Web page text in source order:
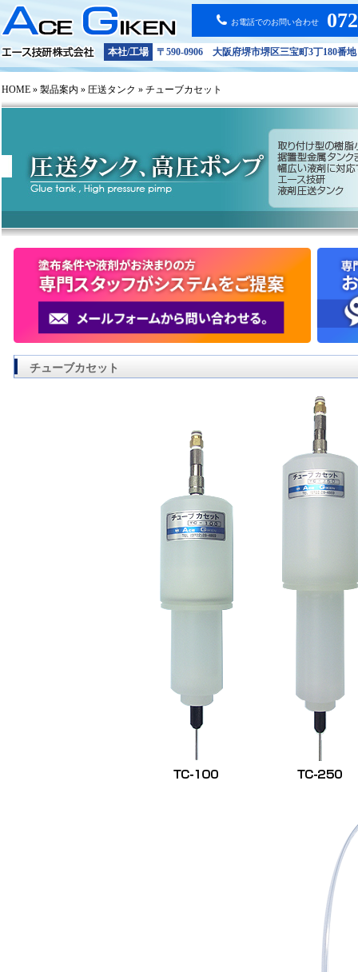
お電話でのお問い合わせ
本社/工場 〒590-0906 大阪府堺市堺区三宝町3丁180番地
HOME » 製品案内 » 圧送タンク » チューブカセット
チューブカセット
プライバシーポリシー
サイトポリシー
お問い合わせ